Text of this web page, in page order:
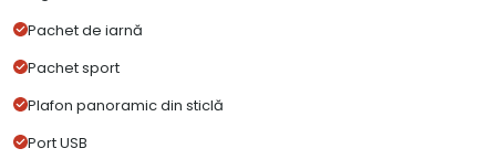
Pachet de iarnă
Pachet sport
Plafon panoramic din sticlă
Port USB